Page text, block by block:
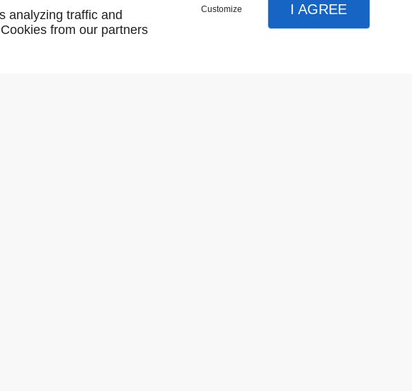
11 FONCTIONS
analyzing traffic and
from our partners
Customize I AGREE